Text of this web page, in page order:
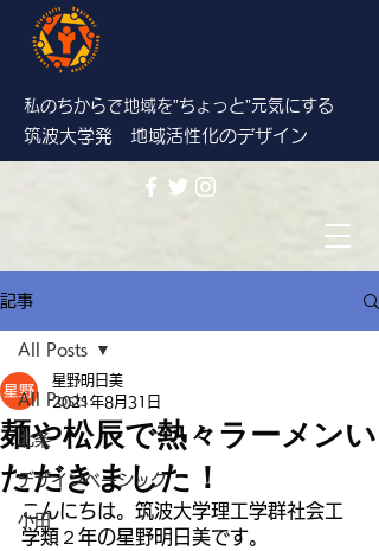
私のちからで地域を”ちょっと”元気にする
筑波大学発 地域活性化のデザイン
記事
All Posts
北条
デザインベーシック
小田
All Posts
麺や松辰で熱々ラーメンい
ただきました！
星野明日美
2021年8月31日
こんにちは。筑波大学理工学群社会工
学類２年の星野明日美です。